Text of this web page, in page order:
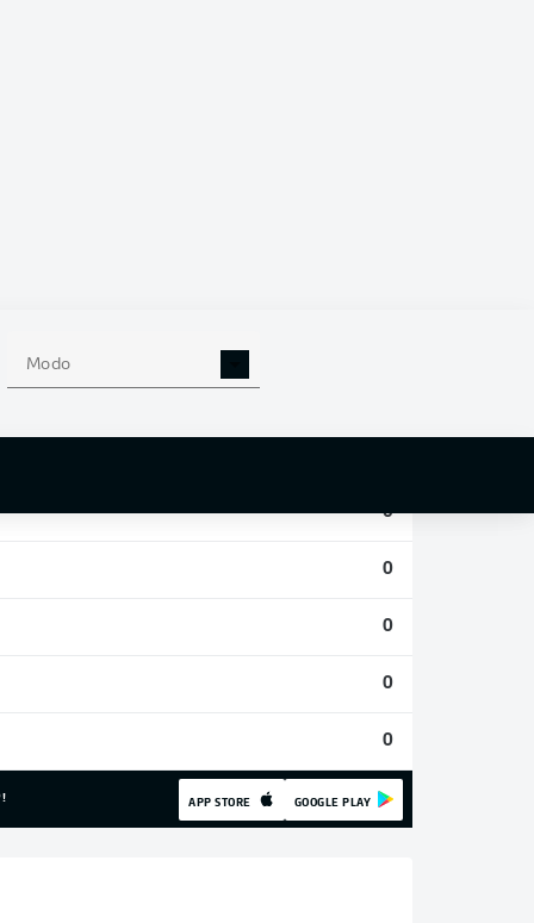
Modo
0
0
0
0
0
APP STORE GOOGLE PLAY